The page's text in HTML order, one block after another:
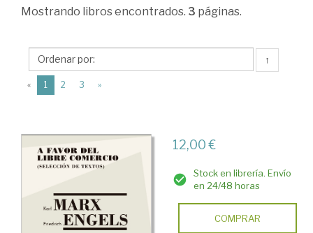
Engels,
(1820-
1895)
Mostrando libros encontrados. 3 páginas.
↑
« 1 (current)
2 3 »
12,00 €
Stock en librería. Envío
en 24/48 horas
COMPRAR